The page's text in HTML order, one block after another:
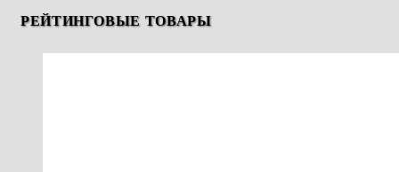
РЕЙТИНГОВЫЕ ТОВАРЫ